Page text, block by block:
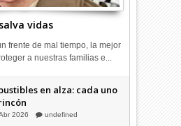
vidas
frente de mal tiempo, la mejor
a nuestras familias e...
la trazabilidad de los
Dic 2025 undefined
en alza: cada uno
2026 undefined